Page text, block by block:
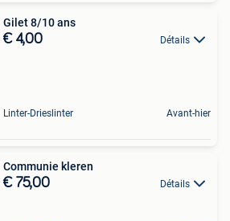
Gilet 8/10 ans
€ 4,00 Détails
Linter-Drieslinter Avant-hier
Communie kleren
€ 75,00 Détails